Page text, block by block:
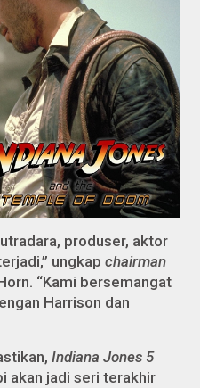
produser, aktor
ungkapchairman
“Kami bersemangat
Harrison dan
Indiana Jones 5
akan jadi seri terakhir